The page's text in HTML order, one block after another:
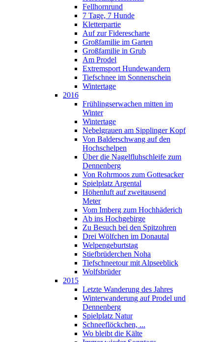
Fellhornrund
7 Tage, 7 Hunde
Kletterpartie
Auf zur Fiderescharte
Großfamilie im Garten
Großfamilie in Grub
Am Prodel
Extremsport Hundewandern
Tiefschnee im Sonnenschein
Wintertage
2016
Frühlingserwachen mitten im
Winter
Wintertage
Nebelgrauen am Sipplinger Kopf
Von Balderschwang auf den
Hochschelpen
Über die Nagelfluhschleife zum
Dennenberg
Von Rohrmoos zum Gottesacker
Spielplatz Argental
Höhenluft auf zweitausend
Meter
Vom Imberg zum Hochhäderich
Ab ins Hochgebirge
Zu Besuch bei den Spitzohren
Drei Wölfchen im Donautal
Welpengeburtstag
Stiefbrüderchen Noha
Tiefschneetour mit Alpseeblick
Wolfsbrüder
2015
Letzte Wanderung des Jahres
Winterwanderung auf Prodel und
Dennenberg
Spielplatz Natur
Schneeflöckchen, ...
Wo bleibt die Kälte